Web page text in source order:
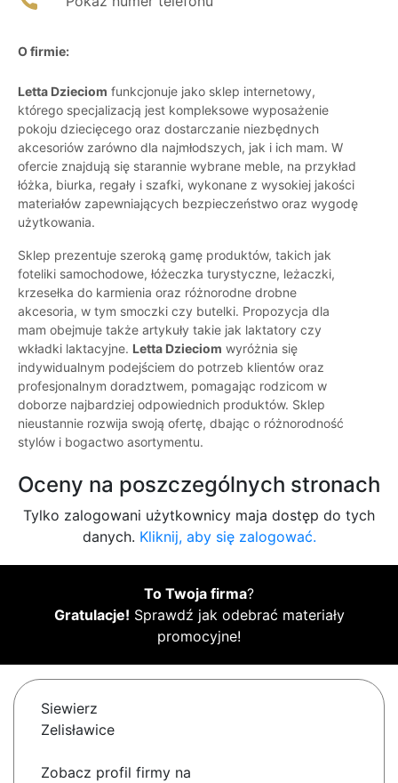
O firmie:
Letta Dzieciom funkcjonuje jako sklep internetowy,
którego specjalizacją jest kompleksowe wyposażenie
pokoju dziecięcego oraz dostarczanie niezbędnych
akcesoriów zarówno dla najmłodszych, jak i ich mam. W
ofercie znajdują się starannie wybrane meble, na przykład
łóżka, biurka, regały i szafki, wykonane z wysokiej jakości
materiałów zapewniających bezpieczeństwo oraz wygodę
użytkowania.
Sklep prezentuje szeroką gamę produktów, takich jak
foteliki samochodowe, łóżeczka turystyczne, leżaczki,
krzesełka do karmienia oraz różnorodne drobne
akcesoria, w tym smoczki czy butelki. Propozycja dla
mam obejmuje także artykuły takie jak laktatory czy
wkładki laktacyjne. Letta Dzieciom wyróżnia się
indywidualnym podejściem do potrzeb klientów oraz
profesjonalnym doradztwem, pomagając rodzicom w
doborze najbardziej odpowiednich produktów. Sklep
nieustannie rozwija swoją ofertę, dbając o różnorodność
stylów i bogactwo asortymentu.
Oceny na poszczególnych stronach
Tylko zalogowani użytkownicy maja dostęp do tych
danych. Kliknij, aby się zalogować.
To Twoja firma?
Gratulacje! Sprawdź jak odebrać materiały
promocyjne!
Siewierz
Zelisławice
Zobacz profil firmy na